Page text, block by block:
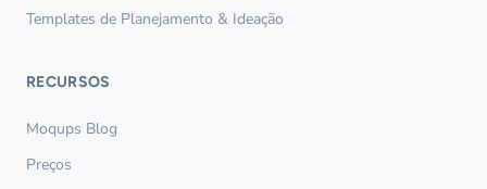
Templates de Planejamento & Ideação
RECURSOS
Moqups Blog
Preços